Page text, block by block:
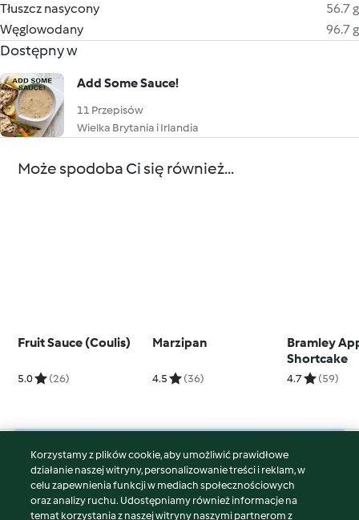
Tłuszcz nasycony
56.7 g
Węglowodany
96.7 g
Dostępny w
Add Some Sauce!
11 Przepisów
Wielka Brytania i Irlandia
Może spodoba Ci się również...
Fruit Sauce (Coulis)
5.0 (26)
Marzipan
4.5 (36)
Bramley
Shortcake
4.7 (59)
© Copyright 2026
Warunki korzystania
Polityka prywatności
Korzystamy z plików cookie, aby umożliwić prawidłowe
działanie naszej witryny, personalizowanie treści i reklam, w
celu zapewnienia funkcji w mediach społecznościowych
oraz analizy ruchu. Udostępniamy również informacje na
temat korzystania z naszej witryny naszymi partnerom z